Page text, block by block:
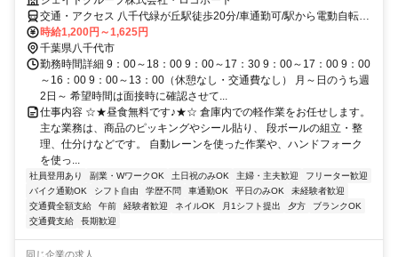
交通・アクセス 八千代緑が丘駅徒歩20分/車通勤可/駅から電動自転車
の無料貸与あり
時給1,200円～1,625円
千葉県八千代市
勤務時間詳細 9：00～18：00 9：00～17：30 9：00～17：00 9：00
～16：00 9：00～13：00（休憩なし・交通費なし） 月～日のうち週
2日～ 希望時間は面接時に確認させて...
仕事内容 ☆★昼食無料です♪★☆ 倉庫内での軽作業をお任せします。
主な業務は、商品のピッキングやシール貼り、 段ボールの組立・整
理、仕分けなどです。 自動レーンを使った作業や、ハンドフォーク
を使っ...
社員登用あり 副業・WワークOK 土日祝のみOK 主婦・主夫歓迎
フリーター歓迎
バイク通勤OK
シフト自由 学歴不問 車通勤OK 平日のみOK
未経験者歓迎
交通費全額支給
午前 経験者歓迎 ネイルOK 月1シフト提出 夕方
ブランクOK
交通費支給
長期歓迎
同じ企業の求人